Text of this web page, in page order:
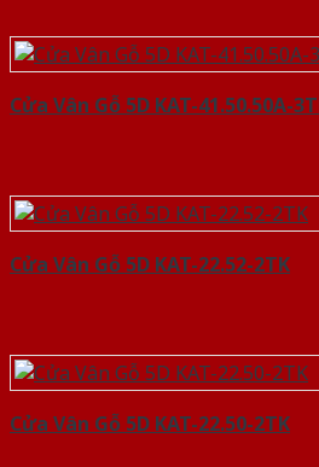
Cửa Vân Gỗ 5D KAT-41.50.50A-
Cửa Vân Gỗ 5D KAT-22.52-2TK
Cửa Vân Gỗ 5D KAT-22.50-2TK